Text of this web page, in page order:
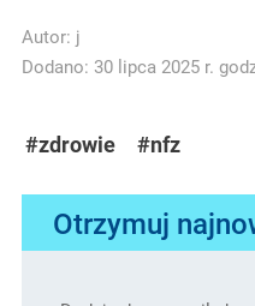
Autor: j
Dodano: 30 lipca 2025 r.
#zdrowie #nfz
Otrzymuj